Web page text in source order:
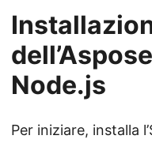
Node.js
Per iniziare, installa